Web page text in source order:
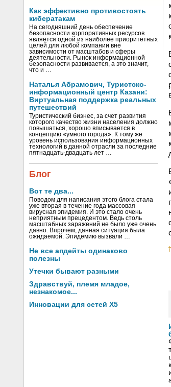
Как эффективно противостоять
кибератакам
На сегодняшний день обеспечение
безопасности корпоративных ресурсов
является одной из наиболее приоритетных
целей для любой компании вне
зависимости от масштабов и сферы
деятельности. Рынок информационной
безопасности развивается, а это значит,
что и …
Наталья Абрамович, Туристско-
информационный центр Казани:
Виртуальная поддержка реальных
путешествий
Туристический бизнес, за счет развития
которого качество жизни населения должно
повышаться, хорошо вписывается в
концепцию «умного города». К тому же
уровень использования информационных
технологий в данной отрасли за последние
пятнадцать-двадцать лет …
Блог
Вот те два...
Поводом для написания этого блога стала
уже вторая в течение года массовая
вирусная эпидемия. И это стало очень
неприятным прецедентом. Ведь столь
масштабных заражений не было уже очень
давно. Впрочем, данная ситуация была
ожидаемой. Эпидемию вызвали …
Не все апдейты одинаково
полезны
Утечки бывают разными
Здравствуй, племя младое,
незнакомое...
Инновации для сетей X5